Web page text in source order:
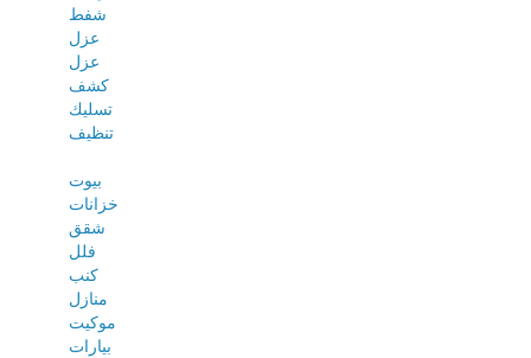
شفط
عزل
عزل
كشف
تسليك
تنظيف
بيوت
خزانات
شقق
فلل
كنب
منازل
موكيت
بيارات